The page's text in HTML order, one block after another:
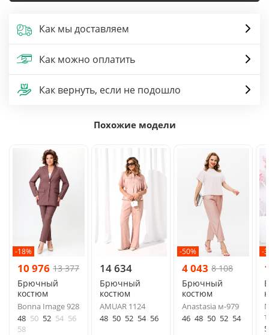
Как мы доставляем
Как можно оплатить
Как вернуть, если не подошло
Похожие модели
-18%
10 976 13 377
Брючный
костюм
Bonna Image 928
48 50 52 54 56
58
14 634
Брючный
костюм
AMUAR 1124
48 50 52 54 56
-50%
4 043 8 108
Брючный
костюм
Anastasia м-979
46 48 50 52 54
-